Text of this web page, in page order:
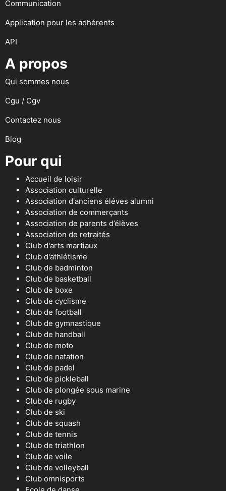
Communication
Application pour les adhérents
API
A propos
Qui sommes nous
Cgu / Cgv
Contactez nous
Blog
Pour qui
Accueil de loisir
Association culturelle
Association d'anciens éléves alumni
Association de commerçants
Association de parents d’élèves
Association de retraités
Club d'arts martiaux
Club d'athlétisme
Club de badminton
Club de basketball
Club de boxe
Club de cyclisme
Club de football
Club de gymnastique
Club de handball
Club de moto
Club de natation
Club de padel
Club de pickleball
Club de plongée sous marine
Club de rugby
Club de ski
Club de squash
Club de tennis
Club de triathlon
Club de voile
Club de volleyball
Club omnisports